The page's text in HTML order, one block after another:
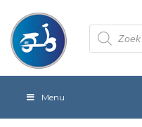
Producten
zoeken
Menu